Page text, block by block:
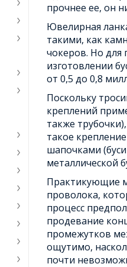
прочнее ее, он
Ювелирная
такими, как
чокеров. Но для
изготовлении
от 0,5 до 0,8
Поскольку
креплений
также
такое
шапочками
металлической
Практикующие
проволока,
процесс
продевание
промежутков
ощутимо,
почти